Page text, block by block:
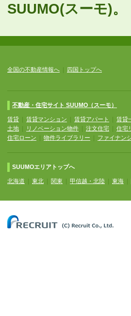
SUUMO(スーモ)。
全国の不動産情報へ 四国トップへ
不動産・住宅サイト SUUMO（スーモ）
賃貸 賃貸マンション 賃貸アパート 賃貸
土地
リノベーション物件 注文住宅 住宅
住宅ローン
物件ライブラリー ファイナン
SUUMOエリアトップへ
北海道 東北 関東 甲信越・北陸 東海